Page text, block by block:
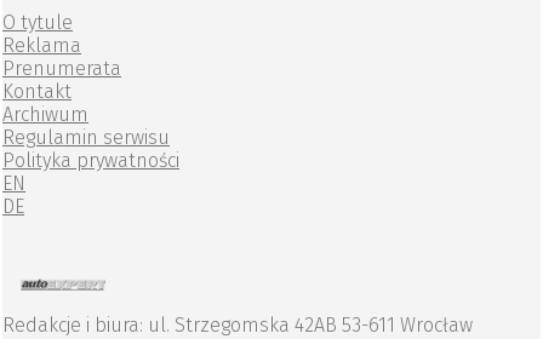
O tytule
Reklama
Prenumerata
Kontakt
Archiwum
Regulamin serwisu
Polityka prywatności
EN
DE
Redakcje i biura: ul. Strzegomska 42AB 53-611 Wrocław